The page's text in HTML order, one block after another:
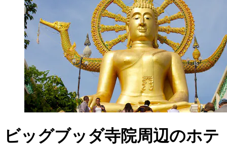
ビッグブッダ寺院周辺のホテ